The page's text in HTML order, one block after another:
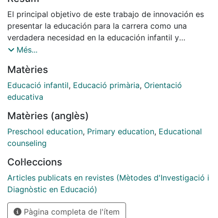
El principal objetivo de este trabajo de innovación es
presentar la educación para la carrera como una
verdadera necesidad en la educación infantil y
primaria y, al mismo tiempo, tomar conciencia de su
ha estructurado dicho trabajo en los siguientes
aspectos: conceptos básicos (orientación, desarrollo,
carrera, trabajo y desarrollo de la carrera), marco
educación para la carrera en estas etapas educativas
(infantil y primaria).
Més...
Matèries
Educació infantil, Educació primària, Orientació
educativa
Matèries (anglès)
Preschool education, Primary education, Educational
counseling
Col·leccions
Articles publicats en revistes (Mètodes d'Investigació i
Diagnòstic en Educació)
Pàgina completa de l'ítem